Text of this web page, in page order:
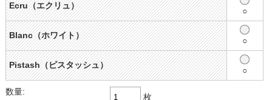
Ecru（エクリュ）
○
Blanc（ホワイト）
○
Pistash（ピスタッシュ）
○
数量:
枚